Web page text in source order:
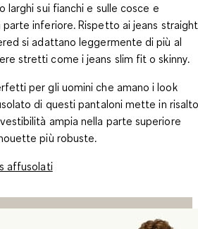
larghi sui fianchi e sulle cosce e
parte inferiore. Rispetto ai jeans straight
si adattano leggermente di più al
stretti come i jeans slim fit o skinny.
per gli uomini che amano i look
di questi pantaloni mette in
ampia nella parte superiore
più robuste.
affusolati